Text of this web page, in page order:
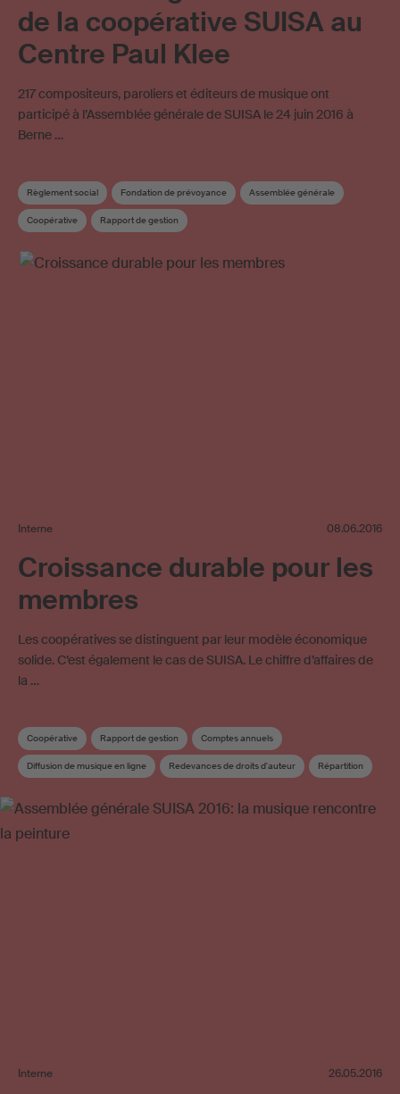
de la coopérative SUISA au
Centre Paul Klee
217 compositeurs, paroliers et éditeurs de musique ont
participé à l’Assemblée générale de SUISA le 24 juin 2016 à
Berne …
Règlement social Fondation de prévoyance Assemblée générale
Coopérative Rapport de gestion
Interne 08.06.2016
Croissance durable pour les
membres
Les coopératives se distinguent par leur modèle économique
solide. C’est également le cas de SUISA. Le chiffre d’affaires de
la …
Coopérative Rapport de gestion Comptes annuels
Diffusion de musique en ligne Redevances de droits d'auteur Répartition
Interne 26.05.2016